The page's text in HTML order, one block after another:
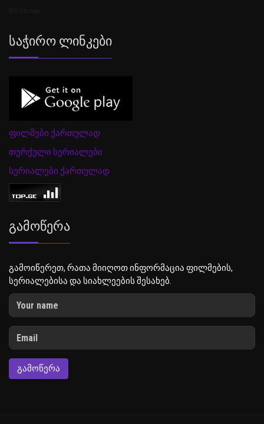
Საჭირო Ლინკები
ფილმები ქართულად
თურქული სერიალები
სერიალები ქართულად
Გამოწერა
გამოიწერეთ, რათა მიიღოთ ინფორმაცია ფილმების,
სერიალებისა და სიახლეების შესახებ.
ᲒᲐᲛᲝᲬᲔᲠᲐ